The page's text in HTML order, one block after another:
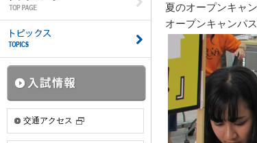
交通アクセス
夏のオープンキャ
オープンキャンパ